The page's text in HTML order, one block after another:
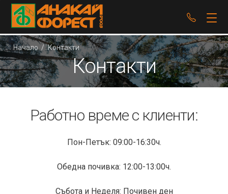
+359
Начало / Контакти
Контакти
Работно време с клиенти:
Пон-Петък: 09:00-16:30ч.
Обедна почивка: 12:00-13:00ч.
Събота и Неделя: Почивен ден